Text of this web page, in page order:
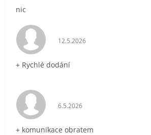
nic
Hodnocení obchodu je 5 z 5
12.5.2026
+ Rychlé dodání
Hodnocení obchodu je 5 z 5
6.5.2026
+ komunikace obratem